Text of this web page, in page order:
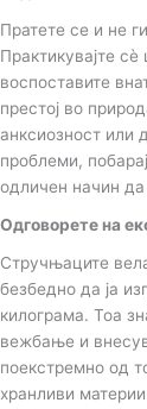
Пратете се и не
Практикувајте
воспоставите
престој во
анксиозност или
проблеми,
одличен начин да
Одговорете на
Стручњаците
безбедно да ја
килограма. Тоа
вежбање и
поекстремно од
хранливи